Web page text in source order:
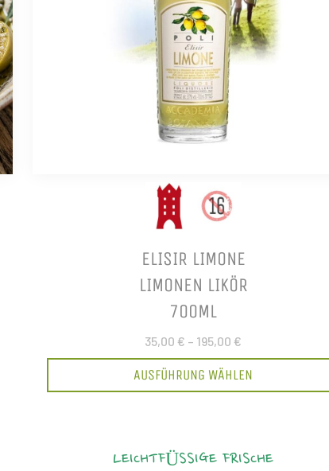
ELISIR LIMONE
LIMONEN LIKÖR
700ML
35,00 € – 195,00 €
AUSFÜHRUNG WÄHLEN
LEICHTFÜSSIGE FRISCHE